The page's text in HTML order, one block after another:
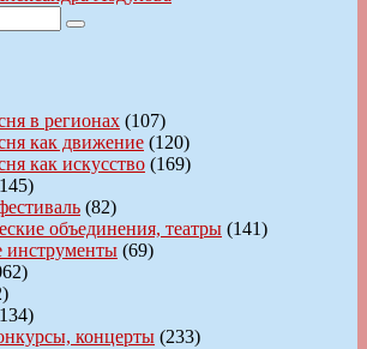
Поиск
в регионах (107)
как движение (120)
как искусство (169)
(82)
объединения, театры (141)
(69)
концерты (233)